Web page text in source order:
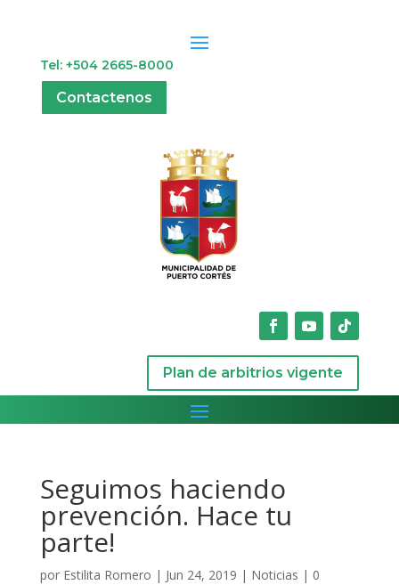
Tel: +504 2665-8000
Contactenos
Plan de arbitrios vigente
Seguimos haciendo
prevención. Hace tu
parte!
por Estilita Romero | Jun 24, 2019 | Noticias | 0